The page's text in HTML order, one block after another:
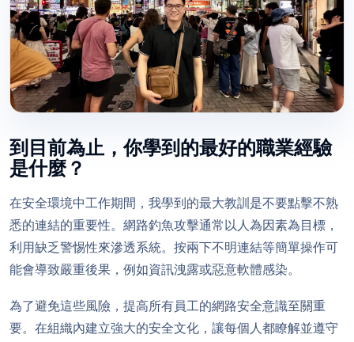
到目前為止，你學到的最好的職業經驗
是什麼？
在安全環境中工作期間，我學到的最大教訓是不要點擊不熟
悉的連結的重要性。網路釣魚攻擊通常以人為因素為目標，
利用缺乏警惕性來滲透系統。按兩下不明連結等簡單操作可
能會導致嚴重後果，例如資訊洩露或惡意軟體感染。
為了避免這些風險，提高所有員工的網路安全意識至關重
要。在組織內建立強大的安全文化，讓每個人都瞭解並遵守